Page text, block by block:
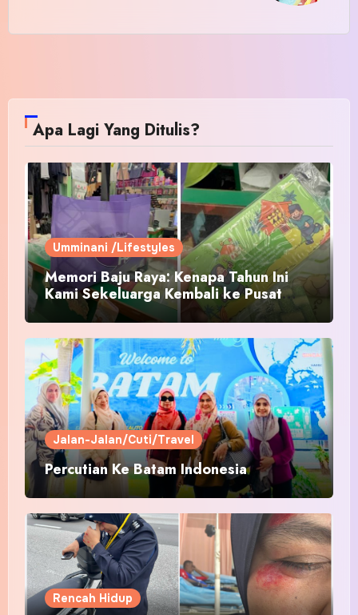
Apa Lagi Yang Ditulis?
Umminani /Lifestyles
Memori Baju Raya: Kenapa Tahun Ini
Kami Sekeluarga Kembali ke Pusat
Pakaian Hari-Hari?
Jalan-Jalan/Cuti/Travel
Percutian Ke Batam Indonesia
Rencah Hidup